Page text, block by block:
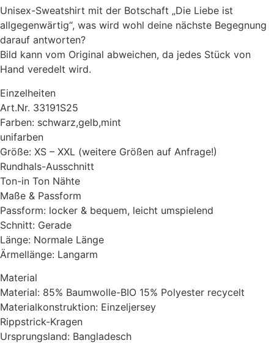
Unisex-Sweatshirt mit der Botschaft „Die Liebe ist
allgegenwärtig“, was wird wohl deine nächste Begegnung
darauf antworten?
Bild kann vom Original abweichen, da jedes Stück von
Hand veredelt wird.
Einzelheiten
Art.Nr. 33191S25
Farben: schwarz,gelb,mint
unifarben
Größe: XS – XXL (weitere Größen auf Anfrage!)
Rundhals-Ausschnitt
Ton-in Ton Nähte
Maße & Passform
Passform: locker & bequem, leicht umspielend
Schnitt: Gerade
Länge: Normale Länge
Ärmellänge: Langarm
Material
Material: 85% Baumwolle-BIO 15% Polyester recycelt
Materialkonstruktion: Einzeljersey
Rippstrick-Kragen
Ursprungsland: Bangladesch